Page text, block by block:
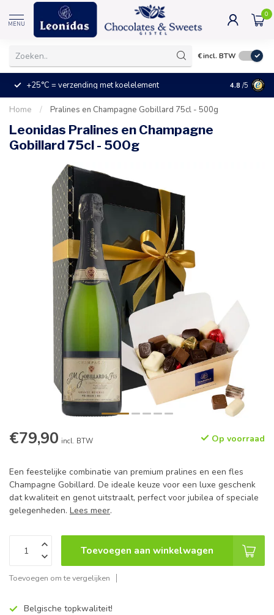
MENU
0
€incl. BTW
+25°C = verzending met koelelement Kleine
4.8 /5
Home / Pralines en Champagne Gobillard 75cl - 500g
Leonidas Pralines en Champagne
Gobillard 75cl - 500g
€79,90 incl. BTW Op voorraad
Een feestelijke combinatie van premium pralines en een fles
Champagne Gobillard. De ideale keuze voor een luxe geschenk
dat kwaliteit en genot uitstraalt, perfect voor jubilea of speciale
gelegenheden. Lees meer.
Toevoegen aan winkelwagen
Toevoegen om te vergelijken
Belgische topkwaliteit!